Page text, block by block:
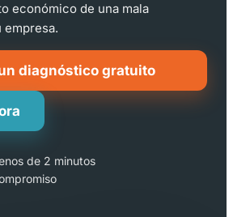
económico de una mala
diagnóstico gratuito
de 2 minutos